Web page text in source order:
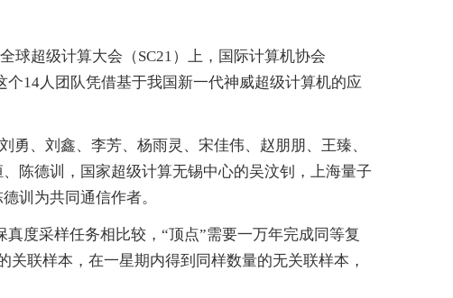
球超级计算大会（SC21）上，国际计算机协会
个14人团队凭借基于我国新一代神威超级计算机的应
、刘鑫、李芳、杨雨灵、宋佳伟、赵朋朋、王臻、
陈德训，国家超级计算无锡中心的吴汶钊，上海量子
训为共同通信作者。
度采样任务相比较，“顶点”需要一万年完成同等复
联样本，在一星期内得到同样数量的无关联样本，